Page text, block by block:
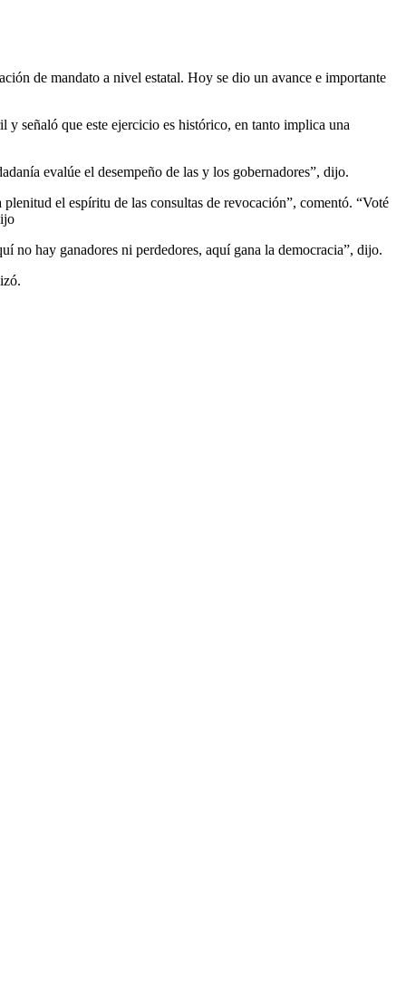
de mandato a nivel estatal. Hoy se dio un avance e importante
señaló que este ejercicio es histórico, en tanto implica una
evalúe el desempeño de las y los gobernadores”, dijo.
el espíritu de las consultas de revocación”, comentó. “Voté
no hay ganadores ni perdedores, aquí gana la democracia”, dijo.